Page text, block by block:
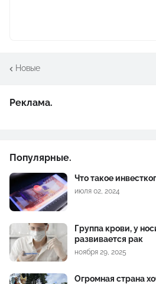
Новые
Реклама.
Популярные.
Что такое
июля 02, 2024
Группа крови, у
развивается рак
ноября 29, 2025
Огромная страна